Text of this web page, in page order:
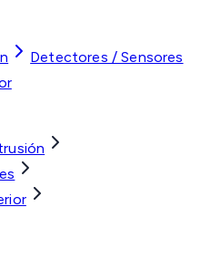
Detectores / Sensores